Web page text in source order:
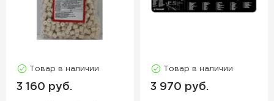
Товар в наличии
3 160 руб.
Товар в наличии
3 970 руб.